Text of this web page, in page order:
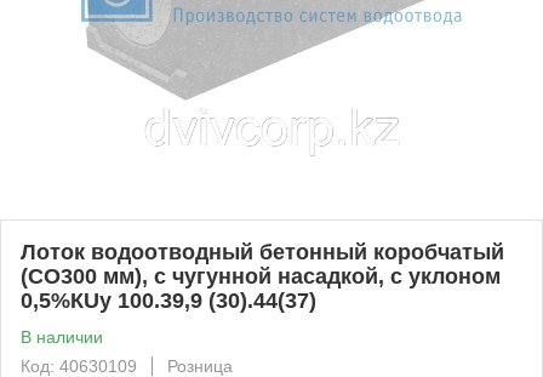
Лоток водоотводный бетонный коробчатый
(СО300 мм), с чугунной насадкой, с уклоном
0,5%КUу 100.39,9 (30).44(37)
В наличии
Код: 40630109
Розница